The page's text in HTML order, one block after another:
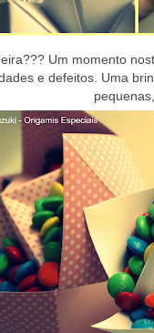
Um momento
e defeitos. Uma